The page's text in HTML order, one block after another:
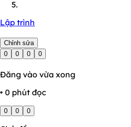
Lập trình
Chỉnh sửa
0
0 0 0
Đăng vào vừa xong
• 0 phút đọc
0 0 0